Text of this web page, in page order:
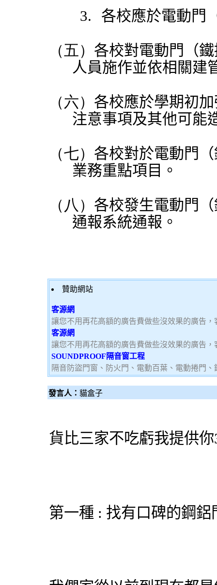
3. 各校應於電動門
（五） 各校對電動門（
人員施作並依相關建
（六） 各校應於學期初
注意事項及其他可能
（七） 各校對於電動門
業務重點項目。
（八） 各校發生電動門
通報系統通報。
贊助網站
客源網
讓您不用再花高額的廣告費做些沒效果的廣告
客源網
讓您不用再花高額的廣告費做些沒效果的廣告
SOUNDPROOF隔音窗工程
隔音防盜門窗、防火門、電動百葉、電動捲門
發言人： 貓盒子
貨比三家不吃虧我提供
第一種 : 找有口碑的鋼鋁